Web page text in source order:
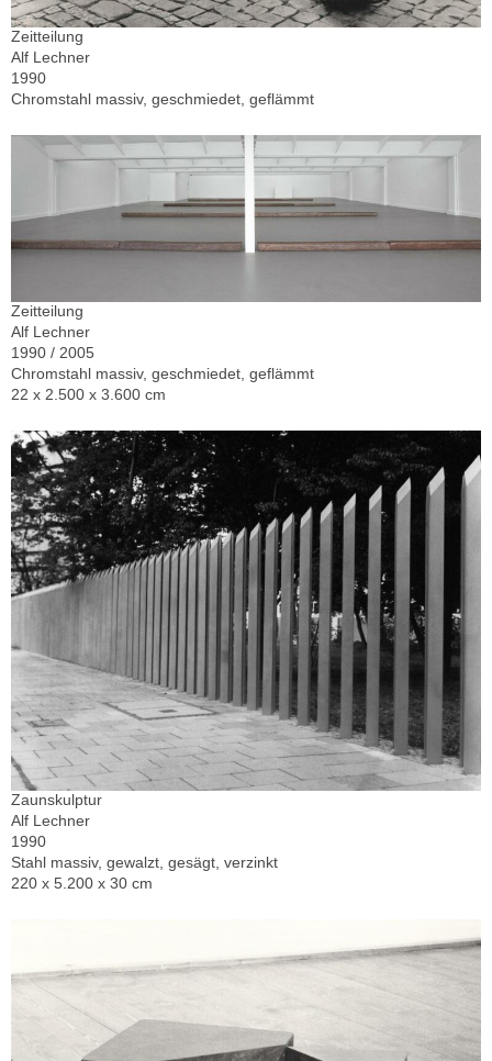
Zeitteilung
Alf Lechner
1990
Chromstahl massiv, geschmiedet, geflämmt
Zeitteilung
Alf Lechner
1990 / 2005
Chromstahl massiv, geschmiedet, geflämmt
22 x 2.500 x 3.600 cm
Zaunskulptur
Alf Lechner
1990
Stahl massiv, gewalzt, gesägt, verzinkt
220 x 5.200 x 30 cm